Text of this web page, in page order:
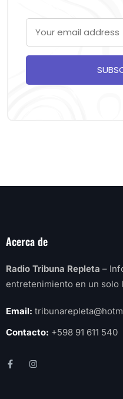
Acerca de
Radio Tribuna Repleta –
entretenimiento en un solo
Email:
Contacto: +598 91 611 540